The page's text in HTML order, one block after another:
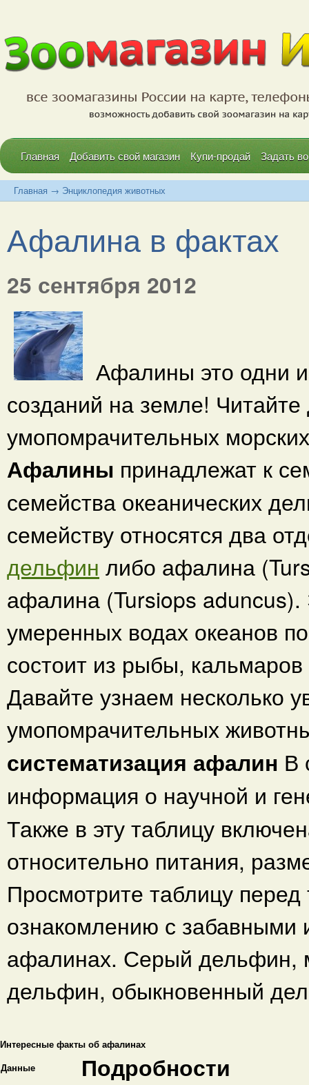
Главная Добавить свой магазин Купи-продай Задать
Главная → Энциклопедия животных
Афалина в фактах
25 сентября 2012
Афалины это одни
созданий на земле!
умопомрачительных
Афалины принадлежат к
семейства океанических
семейству относятся два
дельфин либо афалина
афалина (Tursiops
умеренных водах океанов
состоит из рыбы,
Давайте узнаем несколько
умопомрачительных
систематизация афалин В
информация о научной и
Также в эту таблицу
относительно питания,
Просмотрите таблицу перед
ознакомлению с
афалинах. Серый дельфин,
дельфин, обыкновенный
Интересные факты об афалинах
Данные
Подробности